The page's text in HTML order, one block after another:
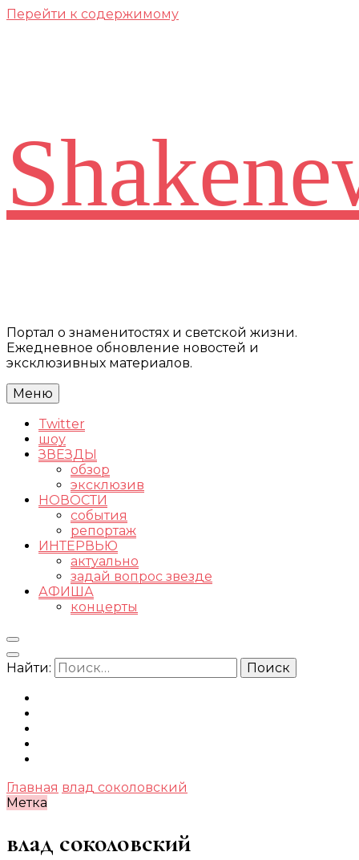
Перейти к содержимому
Портал о знаменитостях и светской жизни.
Ежедневное обновление новостей и
эксклюзивных материалов.
Меню
Twitter
шоу
ЗВЕЗДЫ
обзор
эксклюзив
НОВОСТИ
события
репортаж
ИНТЕРВЬЮ
актуально
задай вопрос звезде
АФИША
концерты
Найти:
Главная влад соколовский
Метка
влад соколовский